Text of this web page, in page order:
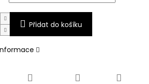
Přidat do košíku